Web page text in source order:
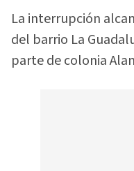
La interrupción
del barrio La
parte de colonia